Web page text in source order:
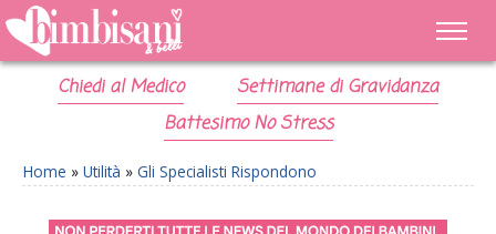
Chiedi al Medico
Settimane di Gravidanza
Battesimo No Stress
Home » Utilità » Gli Specialisti Rispondono